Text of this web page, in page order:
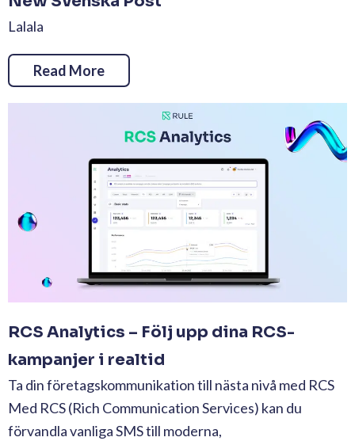
Lalala
Read More
RCS Analytics – Följ upp dina RCS-
kampanjer i realtid
Ta din företagskommunikation till nästa nivå med RCS
Med RCS (Rich Communication Services) kan du
förvandla vanliga SMS till moderna,